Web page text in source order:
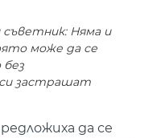
Няма и
може да се
застрашат
да се